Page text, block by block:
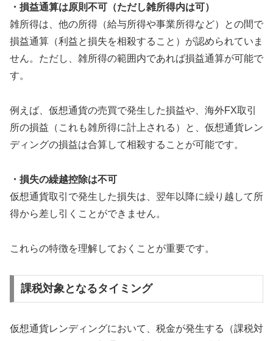
・損益通算は原則不可（ただし雑所得内は可）
雑所得は、他の所得（給与所得や事業所得など）との間で
損益通算（利益と損失を相殺すること）が認められていま
せん。ただし、雑所得の範囲内であれば損益通算が可能で
す。
例えば、仮想通貨の売買で発生した損益や、海外FX取引
所の損益（これも雑所得に計上される）と、仮想通貨レン
ディングの損益は合算して相殺することが可能です。
・損失の繰越控除は不可
仮想通貨取引で発生した損失は、翌年以降に繰り越して所
得から差し引くことができません。
これらの特徴を理解しておくことが重要です。
課税対象となるタイミング
仮想通貨レンディングにおいて、税金が発生する（課税対